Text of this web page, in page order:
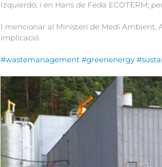
Izquierdo, i en Hans de Feda ECOTERM;
I mencionar al Ministeri de Medi Ambient,
implicació.
#wastemanagement #greenenergy